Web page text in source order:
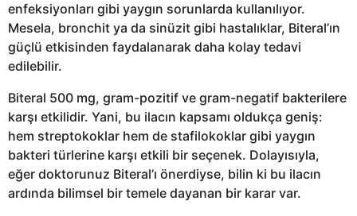
enfeksiyonları gibi yaygın sorunlarda kullanılıyor.
Mesela, bronchit ya da sinüzit gibi hastalıklar, Biteral’ın
güçlü etkisinden faydalanarak daha kolay tedavi
edilebilir.
Biteral 500 mg, gram-pozitif ve gram-negatif bakterilere
karşı etkilidir. Yani, bu ilacın kapsamı oldukça geniş:
hem streptokoklar hem de stafilokoklar gibi yaygın
bakteri türlerine karşı etkili bir seçenek. Dolayısıyla,
eğer doktorunuz Biteral’ı önerdiyse, bilin ki bu ilacın
ardında bilimsel bir temele dayanan bir karar var.